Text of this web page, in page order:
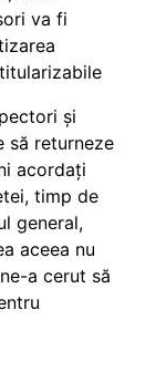
va fi
și
să returneze
acordați
timp de
general,
aceea nu
a cerut să